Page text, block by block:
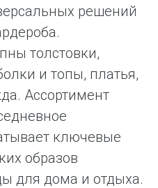
решений
толстовки,
и топы, платья,
Ассортимент
ключевые
образов
для дома и отдыха.